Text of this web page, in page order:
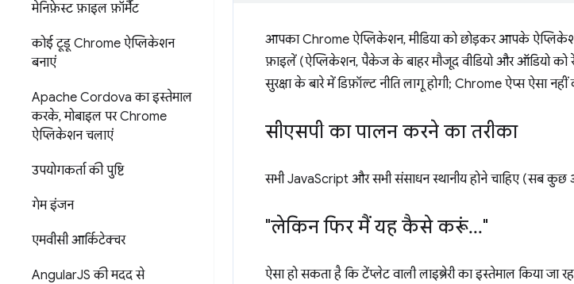
मेनिफ़ेस्ट फ़ाइल फ़ॉर्मैट
कोई टूडू Chrome ऐप्लिकेशन
बनाएं
Apache Cordova का इस्तेमाल
करके,मोबाइल पर Chrome
ऐप्लिकेशन चलाएं
उपयोगकर्ता की पुष्टि
गेम इंजन
एमवीसी आर्किटेक्चर
AngularJS की मदद से
आपका Chrome ऐप्लिकेशन, मीडिया को छोड़कर आपके
फ़ाइलें (ऐप्लिकेशन, पैकेज के बाहर मौजूद वीडियो और ऑडियो
सुरक्षा के बारे में डिफ़ॉल्ट नीति लागू होगी; Chrome ऐप्स ऐसा
सीएसपी का पालन करने का तरीका
सभी JavaScript और सभी संसाधन स्थानीय होने चाहिए (सब
"लेकिन फिर मैं यह कैसे करूं..."
ऐसा हो सकता है कि टेंप्लेट वाली लाइब्रेरी का इस्तेमाल किया